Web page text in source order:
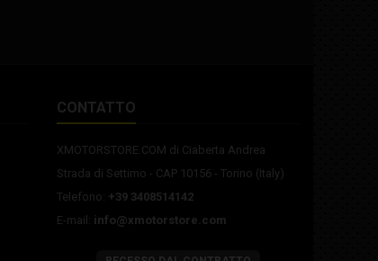
CONTATTO
XMOTORSTORE.COM di Ciaberta Andrea
Strada di Settimo - CAP 10156 - Torino (Italy)
Telefono: +39 3408514142
E-mail: info@xmotorstore.com